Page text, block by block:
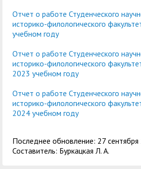
Отчет о работе Студенческого
историко-филологического
учебном году
Отчет о работе Студенческого
историко-филологического
2023 учебном году
Отчет о работе Студенческого
историко-филологического
2024 учебном году
Последнее обновление: 27 сентября
Составитель: Буркацкая Л. А.